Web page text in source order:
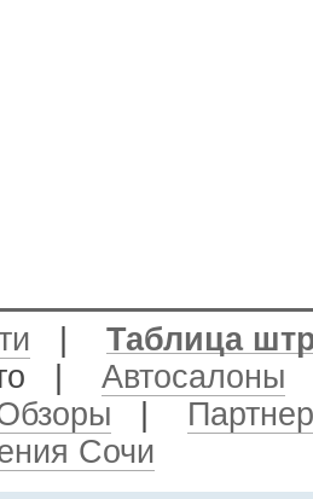
Таблица
Автосалоны
Сочи